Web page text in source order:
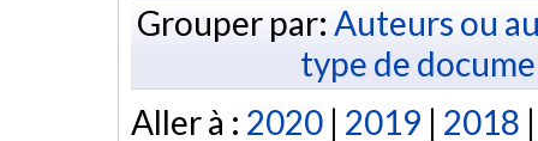
Grouper par: Auteurs ou
type de
Aller à : 2020 | 2019 | 2018